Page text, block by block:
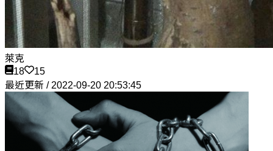
萊克
18
15
最近更新 / 2022-09-20 20:53:45